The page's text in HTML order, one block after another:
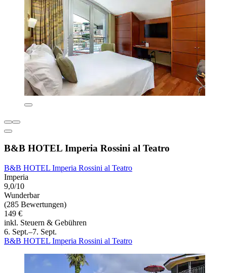
B&B HOTEL Imperia Rossini al Teatro
B&B HOTEL Imperia Rossini al Teatro
Imperia
9,0/10
Wunderbar
(285 Bewertungen)
149 €
inkl. Steuern & Gebühren
6. Sept.–7. Sept.
B&B HOTEL Imperia Rossini al Teatro